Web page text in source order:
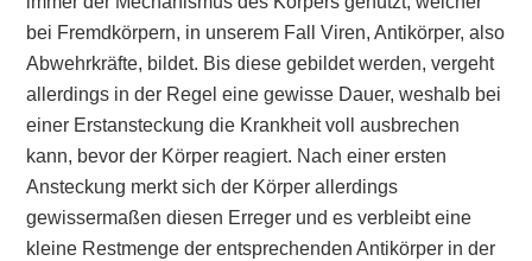
bei Fremdkörpern, in unserem Fall Viren, Antikörper, also
Abwehrkräfte, bildet. Bis diese gebildet werden, vergeht
allerdings in der Regel eine gewisse Dauer, weshalb bei
einer Erstansteckung die Krankheit voll ausbrechen
kann, bevor der Körper reagiert. Nach einer ersten
Ansteckung merkt sich der Körper allerdings
gewissermaßen diesen Erreger und es verbleibt eine
kleine Restmenge der entsprechenden Antikörper in der